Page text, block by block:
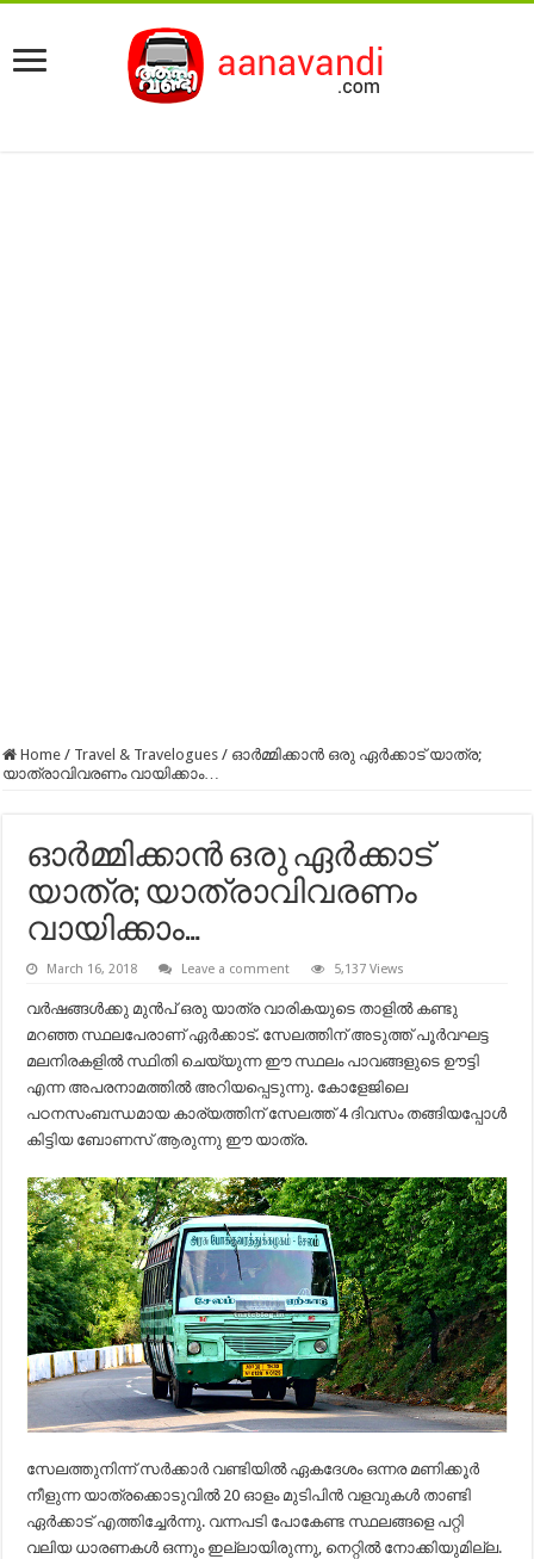
Home / Travel & Travelogues / ഓര്‍മ്മിക്കാന്‍ ഒരു ഏര്‍ക്കാട് യാത്ര;
യാത്രാവിവരണം വായിക്കാം…
ഓര്‍മ്മിക്കാന്‍ ഒരു ഏര്‍ക്കാട്
യാത്ര; യാത്രാവിവരണം
വായിക്കാം…
March 16, 2018 Leave a comment 5,137 Views
വർഷങ്ങൾക്കു മുൻപ് ഒരു യാത്ര വാരികയുടെ താളിൽ കണ്ടു
മറഞ്ഞ സ്ഥലപേരാണ് ഏർക്കാട്. സേലത്തിന് അടുത്ത്‌ പൂർവഘട്ട
മലനിരകളിൽ സ്ഥിതി ചെയ്യുന്ന ഈ സ്ഥലം പാവങ്ങളുടെ ഊട്ടി
എന്ന അപരനാമത്തിൽ അറിയപ്പെടുന്നു. കോളേജിലെ
പഠനസംബന്ധമായ കാര്യത്തിന് സേലത്ത് 4 ദിവസം തങ്ങിയപ്പോൾ
കിട്ടിയ ബോണസ് ആരുന്നു ഈ യാത്ര.
സേലത്തുനിന്ന് സർക്കാർ വണ്ടിയിൽ ഏകദേശം ഒന്നര മണിക്കൂർ
നീളുന്ന യാത്രക്കൊടുവിൽ 20 ഓളം മുടിപിൻ വളവുകൾ താണ്ടി
ഏർക്കാട് എത്തിച്ചേർന്നു. വന്നപടി പോകേണ്ട സ്ഥലങ്ങളെ പറ്റി
വലിയ ധാരണകൾ ഒന്നും ഇല്ലായിരുന്നു, നെറ്റിൽ നോക്കിയുമില്ല.